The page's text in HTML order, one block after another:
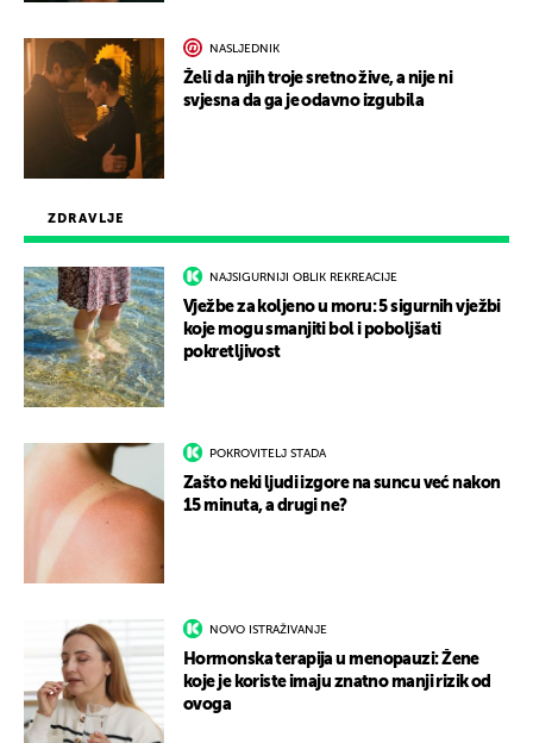
ZDRAVLJE
NAJSIGURNIJI OBLIK REKREACIJE
Vježbe za koljeno u moru: 5 sigurnih vježbi
koje mogu smanjiti bol i poboljšati
pokretljivost
POKROVITELJ STADA
Zašto neki ljudi izgore na suncu već nakon
15 minuta, a drugi ne?
NOVO ISTRAŽIVANJE
Hormonska terapija u menopauzi: Žene
koje je koriste imaju znatno manji rizik od
ovoga
NASLJEDNIK
Želi da njih troje sretno žive, a nije ni
svjesna da ga je odavno izgubila